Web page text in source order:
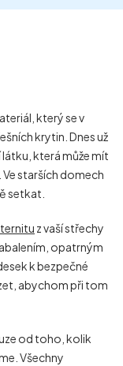
který se v
krytin. Dnes už
látku, která může mít
Ve starších domech
setkat.
z vaší střechy
opatrným
k bezpečné
abychom při tom
od toho, kolik
Všechny